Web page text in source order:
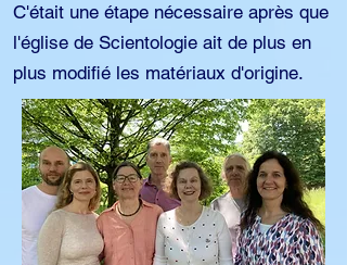
C'était une étape nécessaire après que
l'église de Scientologie ait de plus en
plus modifié les matériaux d'origine.